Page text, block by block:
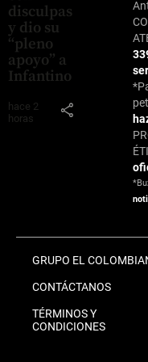
disculpas
y dio su
“pleno
apoyo” a
Infantino
hace 2
horas
share
GRUPO EL
CONTÁCTANOS
TÉRMINOS Y
CONDICIONES